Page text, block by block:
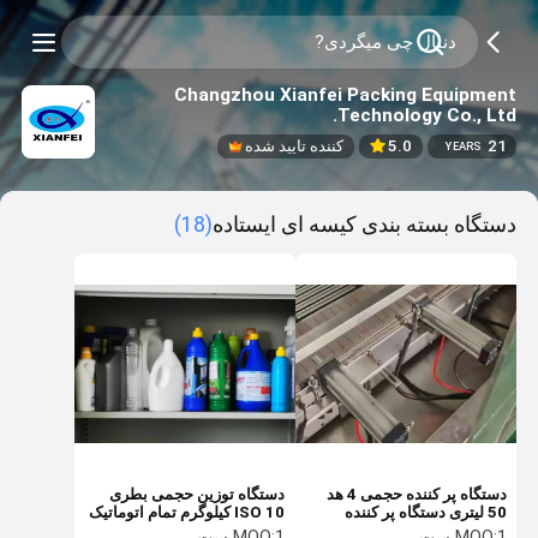
Changzhou Xianfei Packing Equipment
Technology Co., Ltd.
21
YEARS
5.0 کننده تایید شده
دستگاه بسته بندی کیسه ای ایستاده(18)
دستگاه توزین حجمی بطری
ISO 10 کیلوگرم تمام اتوماتیک
دستگاه پر کننده حجمی 4 هد
50 لیتری دستگاه پر کننده
توزین اتوماتیک 40 میلی متر